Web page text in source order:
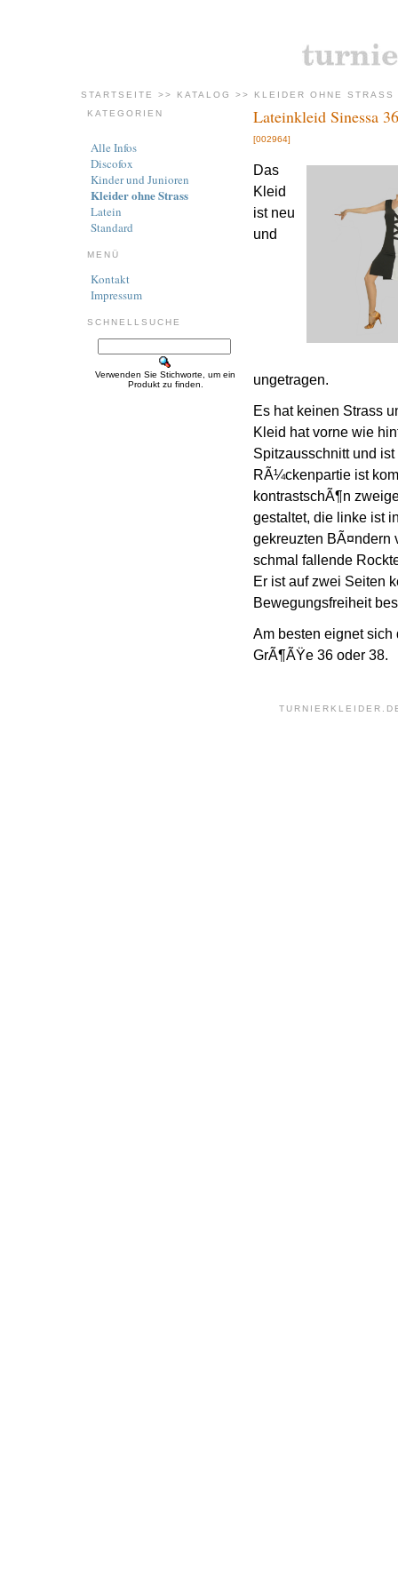
STARTSEITE >> KATALOG >> KLEIDER OHNE STRASS
KATEGORIEN
Alle Infos
Discofox
Kinder und Junioren
Kleider ohne Strass
Latein
Standard
MENÜ
Kontakt
Impressum
SCHNELLSUCHE
Verwenden Sie Stichworte, um ein
Produkt zu finden.
Lateinkleid Sinessa
[002964]
Das
Kleid
ist neu
und
ungetragen.
Es hat keinen Strass
Kleid hat vorne wie
Spitzausschnitt und
RÃ¼ckenpartie ist
kontrastschÃ¶n
gestaltet, die linke ist
gekreuzten BÃ¤ndern
schmal fallende
Er ist auf zwei Seiten
Bewegungsfreiheit
Am besten eignet
GrÃ¶ÃŸe 36 oder 38.